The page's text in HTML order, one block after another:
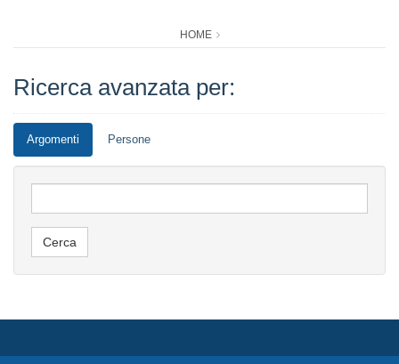
HOME
Ricerca avanzata per:
Argomenti Persone